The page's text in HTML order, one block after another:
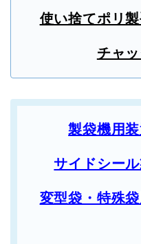
使い捨てポリ
チャ
製袋機用
サイドシー
変型袋・特殊